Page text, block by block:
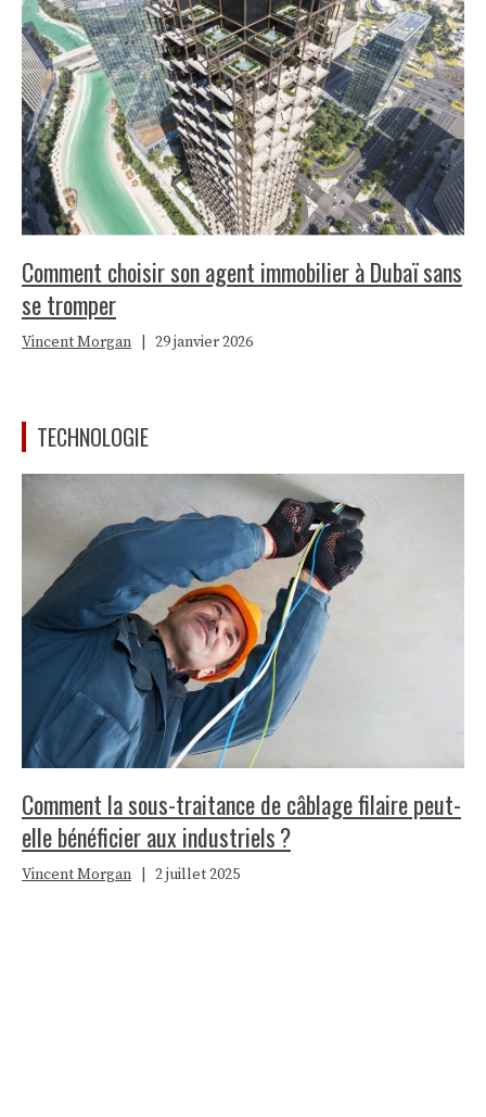
Comment choisir son agent immobilier à Dubaï sans
se tromper
Vincent Morgan 29 janvier 2026
TECHNOLOGIE
Comment la sous-traitance de câblage filaire peut-
elle bénéficier aux industriels ?
Vincent Morgan 2 juillet 2025